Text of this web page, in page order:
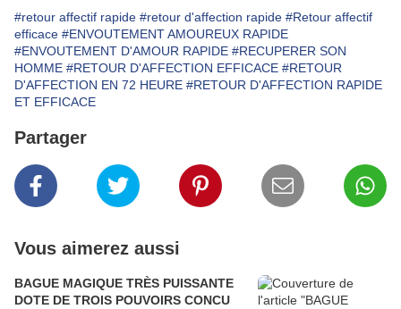
#retour affectif rapide #retour d'affection rapide #Retour affectif
efficace #ENVOUTEMENT AMOUREUX RAPIDE
#ENVOUTEMENT D'AMOUR RAPIDE #RECUPERER SON
HOMME #RETOUR D'AFFECTION EFFICACE #RETOUR
D'AFFECTION EN 72 HEURE #RETOUR D'AFFECTION RAPIDE
ET EFFICACE
Partager
Vous aimerez aussi
BAGUE MAGIQUE TRÈS PUISSANTE
DOTE DE TROIS POUVOIRS CONCU